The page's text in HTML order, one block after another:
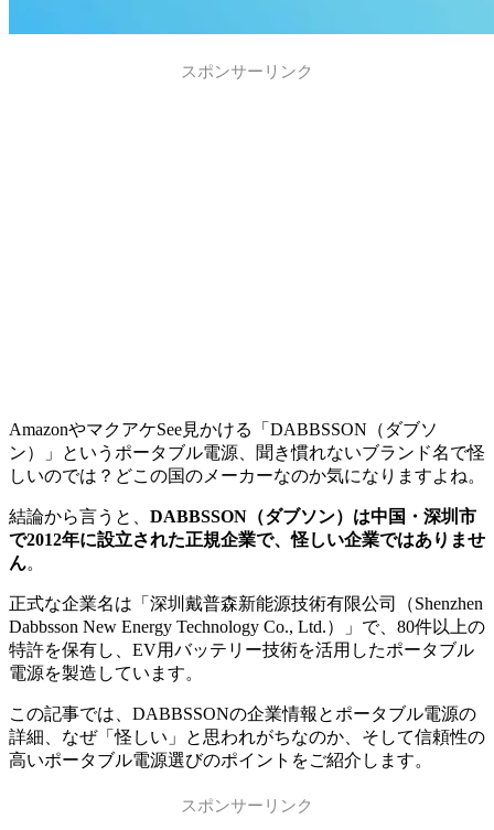
スポンサーリンク
AmazonやマクアケSee見かける「DABBSSON（ダブソ
ン）」というポータブル電源、聞き慣れないブランド名で怪
しいのでは？どこの国のメーカーなのか気になりますよね。
結論から言うと、 DABBSSON（ダブソン）は中国・深圳市
で2012年に設立された正規企業で、怪しい企業ではありませ
ん。
正式な企業名は「深圳戴普森新能源技術有限公司（Shenzhen
Dabbsson New Energy Technology Co., Ltd.）」で、80件以上の
特許を保有し、EV用バッテリー技術を活用したポータブル
電源を製造しています。
この記事では、DABBSSONの企業情報とポータブル電源の
詳細、なぜ「怪しい」と思われがちなのか、そして信頼性の
高いポータブル電源選びのポイントをご紹介します。
スポンサーリンク